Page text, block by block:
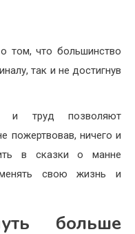
том, что большинство
так и не достигнув
и труд позволяют
пожертвовав, ничего и
в сказки о манне
свою жизнь и
больше